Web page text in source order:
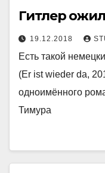
Гитлер
19.12.2018
Есть такой
(Er ist wieder da,
одноимённого
Тимура